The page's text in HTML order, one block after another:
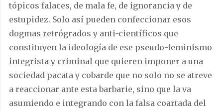
tópicos falaces, de mala fe, de ignorancia y de
estupidez. Solo así pueden confeccionar esos
dogmas retrógrados y anti-científicos que
constituyen la ideología de ese pseudo-feminismo
integrista y criminal que quieren imponer a una
sociedad pacata y cobarde que no solo no se atreve
a reaccionar ante esta barbarie, sino que la va
asumiendo e integrando con la falsa coartada del